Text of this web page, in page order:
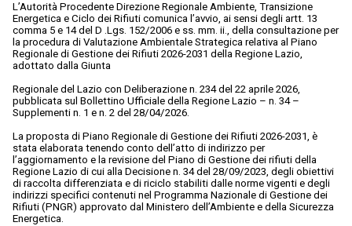
L’Autorità Procedente Direzione Regionale Ambiente, Transizione
Energetica e Ciclo dei Rifiuti comunica l’avvio, ai sensi degli artt. 13
comma 5 e 14 del D .Lgs. 152/2006 e ss. mm. ii., della consultazione per
la procedura di Valutazione Ambientale Strategica relativa al Piano
Regionale di Gestione dei Rifiuti 2026-2031 della Regione Lazio,
adottato dalla Giunta
Regionale del Lazio con Deliberazione n. 234 del 22 aprile 2026,
pubblicata sul Bollettino Ufficiale della Regione Lazio – n. 34 –
Supplementi n. 1 e n. 2 del 28/04/2026.
La proposta di Piano Regionale di Gestione dei Rifiuti 2026-2031, è
stata elaborata tenendo conto dell’atto di indirizzo per
l’aggiornamento e la revisione del Piano di Gestione dei rifiuti della
Regione Lazio di cui alla Decisione n. 34 del 28/09/2023, degli obiettivi
di raccolta differenziata e di riciclo stabiliti dalle norme vigenti e degli
indirizzi specifici contenuti nel Programma Nazionale di Gestione dei
Rifiuti (PNGR) approvato dal Ministero dell’Ambiente e della Sicurezza
Energetica.